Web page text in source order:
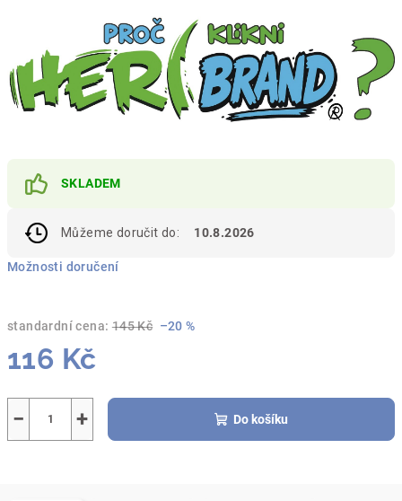
standardní cena: 145 Kč –20 %
116 Kč
SKLADEM
Můžeme doručit do: 10.8.2026
Možnosti doručení
+
− Do košíku